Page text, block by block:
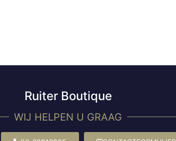
Ruiter Boutique
WIJ HELPEN U GRAAG